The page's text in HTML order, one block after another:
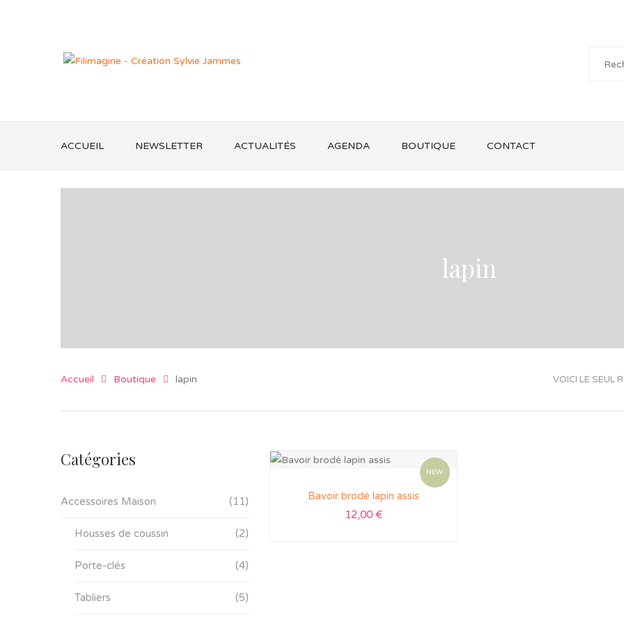
ACCUEIL NEWSLETTER ACTUALITÉS AGENDA BOUTIQUE CONTACT
lapin
Accueil Boutique lapin VOICI LE SEUL
Catégories
Accessoires Maison (11)
Housses de coussin (2)
Porte-clés (4)
Tabliers (5)
NEW
Bavoir brodé lapin assis
12,00 €